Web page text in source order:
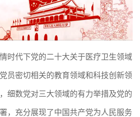
时代下党的二十大关于医疗卫生领域
员密切相关的教育领域和科技创新领
细数党对三大领域的有力举措及党的
，充分展现了中国共产党为人民服务